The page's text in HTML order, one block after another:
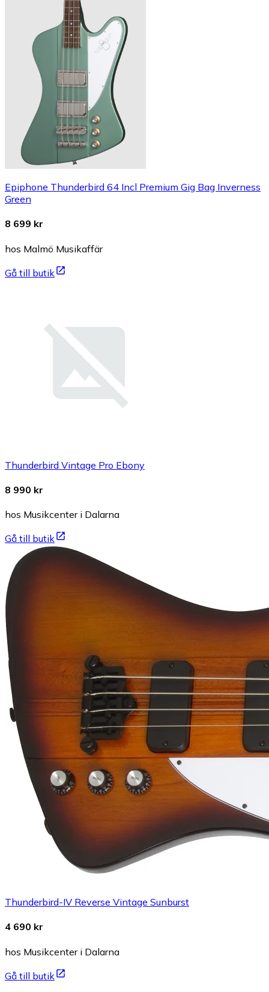
Epiphone Thunderbird 64 Incl Premium Gig Bag Inverness
Green
8 699 kr
hos Malmö Musikaffär
Gå till butik
Thunderbird Vintage Pro Ebony
8 990 kr
hos Musikcenter i Dalarna
Gå till butik
Thunderbird-IV Reverse Vintage Sunburst
4 690 kr
hos Musikcenter i Dalarna
Gå till butik